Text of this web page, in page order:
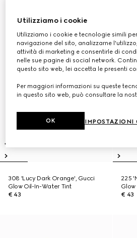
308 'Lucy Dark Orange', Gucci
Glow Oil-In-Water Tint
€ 43
225
€ 43
Utilizziamo i cookie
Utilizziamo i cookie e tecnologie simili
navigazione del sito, analizzarne
attività di marketing e consentirle di
nelle sue pagine di social network.
questo sito web, lei accetta le presenti
Per maggiori informazioni su queste
in questo sito web, può consultare la
IMPOSTAZIONI
OK